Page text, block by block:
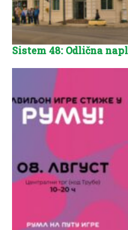
Sistem 48: Odlična